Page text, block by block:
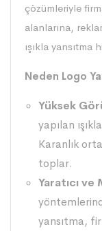
çözümleriyle
alanlarına,
ışıkla yansıtma
Neden Logo
Yüksek
yapılan
Karanlık
toplar.
Yaratıcı
yansıtma,